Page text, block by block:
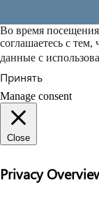
Во время
соглашаетесь с
данные с
Принять
Manage consent
Close
Privacy